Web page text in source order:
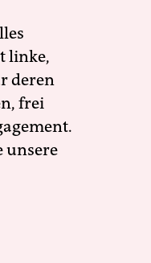
linke,
deren
frei
unsere